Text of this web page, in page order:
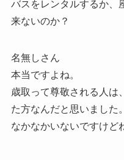
バスをレンタルするか、
来ないのか？
名無しさん
本当ですよね。
歳取って尊敬される人は
た方なんだと思いました。
なかなかいないですけど